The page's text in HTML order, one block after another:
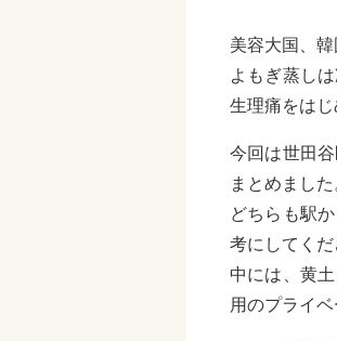
美容大国、
よもぎ蒸し
生理痛をは
今回は世田
まとめました
どちらも駅
考にしてくだ
中には、黄
用のプライ